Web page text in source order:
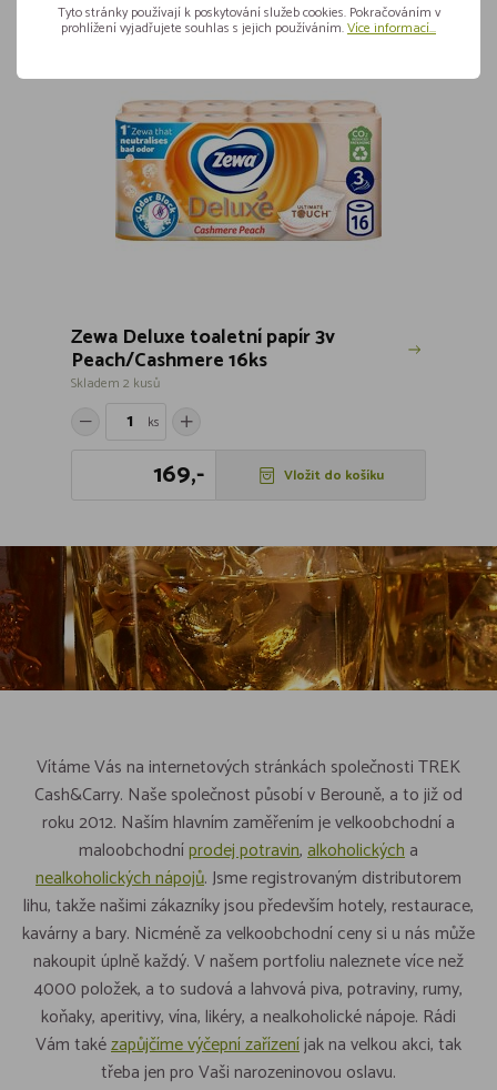
Zewa Deluxe toaletní papír 3v
Peach/Cashmere 16ks
Skladem 2 kusů
ks
169,- Vložit do košíku
Vítáme Vás na internetových stránkách společnosti TREK
Cash&Carry. Naše společnost působí v Berouně, a to již od
roku 2012. Naším hlavním zaměřením je velkoobchodní a
maloobchodníprodej potravin,alkoholickýcha
nealkoholických nápojů. Jsme registrovaným distributorem
lihu, takže našimi zákazníky jsou především hotely, restaurace,
kavárny a bary. Nicméně za velkoobchodní ceny si u nás může
nakoupit úplně každý. V našem portfoliu naleznete více než
4000 položek, a to sudová a lahvová piva, potraviny, rumy,
koňaky, aperitivy, vína, likéry, a nealkoholické nápoje. Rádi
Vám takézapůjčíme výčepní zařízeníjak na velkou akci, tak
třeba jen pro Vaši narozeninovou oslavu.
Tyto stránky používají k poskytování služeb cookies. Pokračováním v
prohlížení vyjadřujete souhlas s jejich používáním.Více informací...